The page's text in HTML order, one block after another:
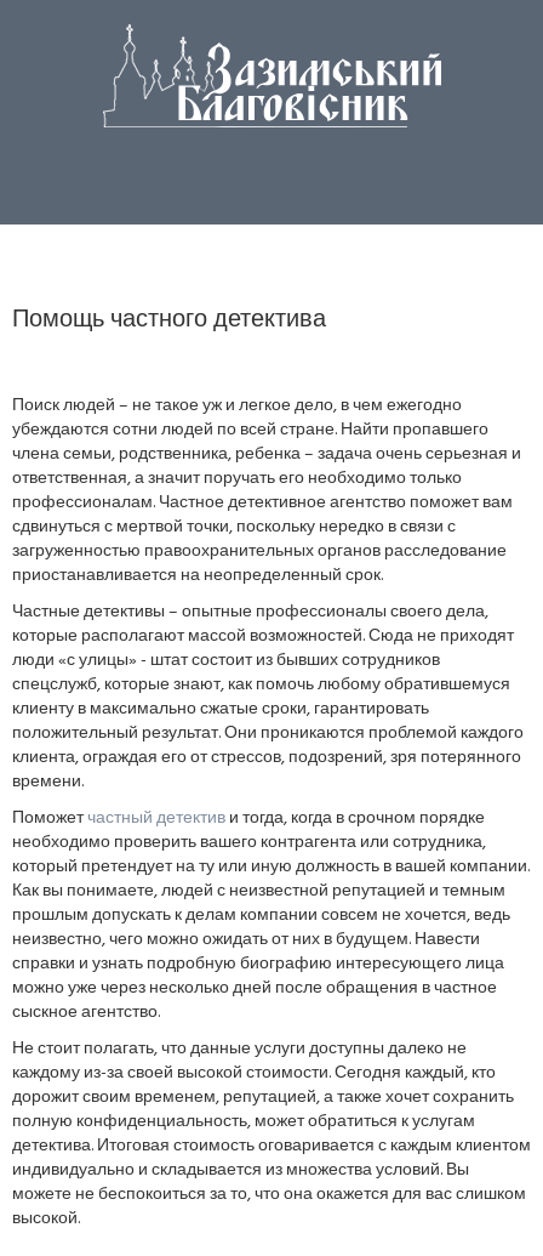
Помощь частного детектива
Поиск людей – не такое уж и легкое дело, в чем ежегодно
убеждаются сотни людей по всей стране. Найти пропавшего
члена семьи, родственника, ребенка – задача очень серьезная и
ответственная, а значит поручать его необходимо только
профессионалам. Частное детективное агентство поможет вам
сдвинуться с мертвой точки, поскольку нередко в связи с
загруженностью правоохранительных органов расследование
приостанавливается на неопределенный срок.
Частные детективы – опытные профессионалы своего дела,
которые располагают массой возможностей. Сюда не приходят
люди «с улицы» - штат состоит из бывших сотрудников
спецслужб, которые знают, как помочь любому обратившемуся
клиенту в максимально сжатые сроки, гарантировать
положительный результат. Они проникаются проблемой каждого
клиента, ограждая его от стрессов, подозрений, зря потерянного
времени.
Поможетчастный детективи тогда, когда в срочном порядке
необходимо проверить вашего контрагента или сотрудника,
который претендует на ту или иную должность в вашей компании.
Как вы понимаете, людей с неизвестной репутацией и темным
прошлым допускать к делам компании совсем не хочется, ведь
неизвестно, чего можно ожидать от них в будущем. Навести
справки и узнать подробную биографию интересующего лица
можно уже через несколько дней после обращения в частное
сыскное агентство.
Не стоит полагать, что данные услуги доступны далеко не
каждому из-за своей высокой стоимости. Сегодня каждый, кто
дорожит своим временем, репутацией, а также хочет сохранить
полную конфиденциальность, может обратиться к услугам
детектива. Итоговая стоимость оговаривается с каждым клиентом
индивидуально и складывается из множества условий. Вы
можете не беспокоиться за то, что она окажется для вас слишком
высокой.